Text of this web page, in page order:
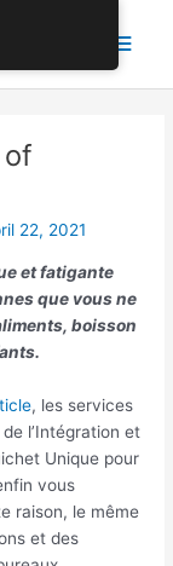
Main
22, 2021
et fatigante
que vous ne
boisson
, les services
l’Intégration et
Unique pour
vous
raison, le même
et des